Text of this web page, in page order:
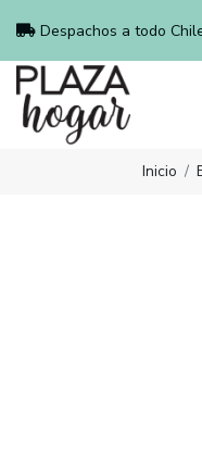
Despachos a todo
Inicio